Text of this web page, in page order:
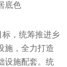
底色
标，统筹推进乡
施，全力打造
设施配套。统